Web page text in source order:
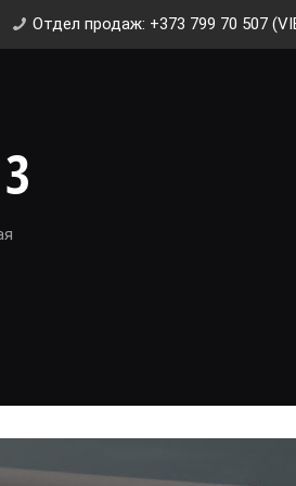
Отдел продаж: +373 799 70 507